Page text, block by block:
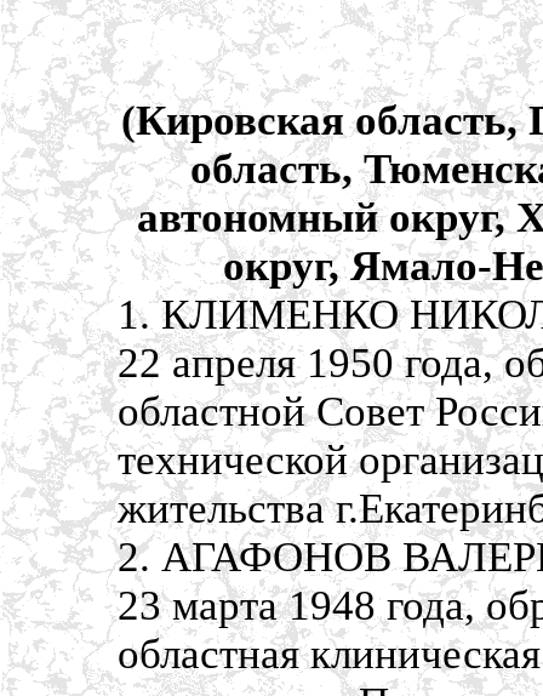
(Кировская область,
область,
автономный округ,
округ, Ямало-
1. КЛИМЕНКО
22 апреля 1950 года,
областной Совет
технической
жительства
2. АГАФОНОВ
23 марта 1948 года,
областная